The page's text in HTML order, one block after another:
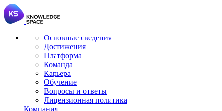
Основные сведения
Достижения
Платформа
Команда
Карьера
Обучение
Вопросы и ответы
Лицензионная политика
Компания